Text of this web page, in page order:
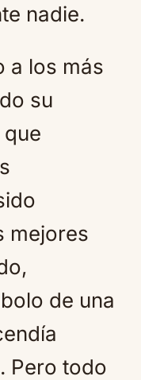
nadie.
a los más
su
mejores
de una
Pero todo